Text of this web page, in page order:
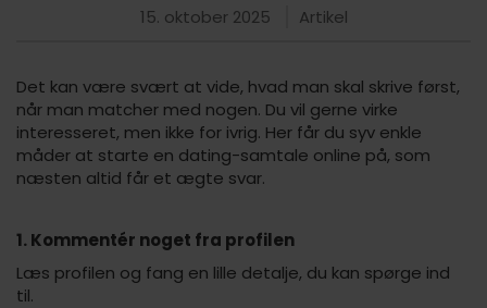
15. oktober 2025
Artikel
Det kan være svært at vide, hvad man skal skrive først,
når man matcher med nogen. Du vil gerne virke
interesseret, men ikke for ivrig. Her får du syv enkle
måder at starte en dating-samtale online på, som
næsten altid får et ægte svar.
1. Kommentér noget fra profilen
Læs profilen og fang en lille detalje, du kan spørge ind
til.